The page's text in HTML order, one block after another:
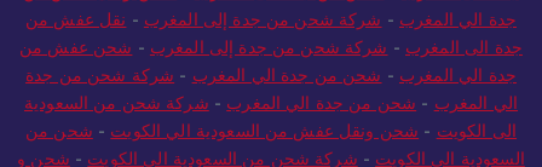
جدة الى المغرب- شحن من جدة الى المغرب-شحن ونقل عفش من
جدة الي المغرب-شركة شحن من جدة إلى المغرب-نقل عفش من
جدة الى المغرب - شركة شحن من جدة إلى المغرب- شحن عفش من
جدة الي المغرب- شحن من جدة الي المغرب -شركة شحن من جدة
الي المغرب -شحن من جدة الي المغرب-شركة شحن من السعودية
الى الكويت
-شحن ونقل عفش من السعودية الي الكويت-شحن من